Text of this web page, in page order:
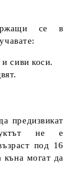
се в
сиви коси.
предизвикат
не е
под 16
къна могат да